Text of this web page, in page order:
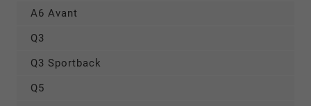
A6 Avant
Q3
Q3 Sportback
Q5